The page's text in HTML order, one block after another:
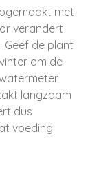
met
verandert
de plant
om de
langzaam
dus
voeding